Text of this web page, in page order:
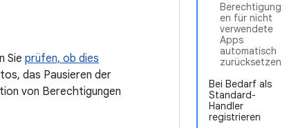
Berechtigung
en für nicht
verwendete
Apps
automatisch
zurücksetzen
Bei Bedarf als
Standard-
Handler
registrieren
Sie prüfen, ob dies
das Pausieren der
von Berechtigungen